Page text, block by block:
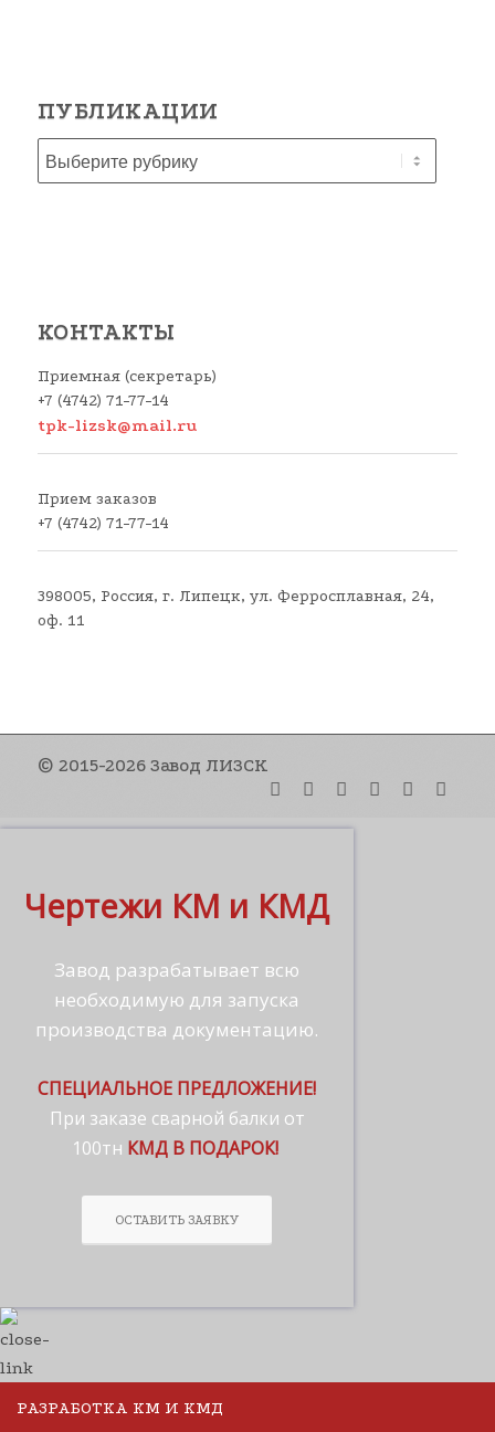
ПУБЛИКАЦИИ
КОНТАКТЫ
Приемная (секретарь)
+7 (4742) 71-77-14
tpk-lizsk@mail.ru
Прием заказов
+7 (4742) 71-77-14
398005, Россия, г. Липецк, ул. Ферросплавная, 24,
оф. 11
© 2015-2026 Завод ЛИЗСК
Чертежи КМ и КМД
Завод разрабатывает всю
необходимую для запуска
производства документацию.
СПЕЦИАЛЬНОЕ ПРЕДЛОЖЕНИЕ!
При заказе сварной балки от
100тн КМД В ПОДАРОК!
ОСТАВИТЬ ЗАЯВКУ
РАЗРАБОТКА КМ И КМД